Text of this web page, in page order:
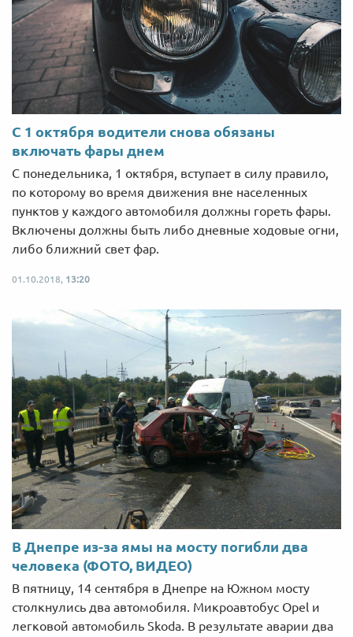
С 1 октября водители снова обязаны
включать фары днем
С понедельника, 1 октября, вступает в силу правило,
по которому во время движения вне населенных
пунктов у каждого автомобиля должны гореть фары.
Включены должны быть либо дневные ходовые огни,
либо ближний свет фар.
01.10.2018, 13:20
В Днепре из-за ямы на мосту погибли два
человека (ФОТО, ВИДЕО)
В пятницу, 14 сентября в Днепре на Южном мосту
столкнулись два автомобиля. Микроавтобус Opel и
легковой автомобиль Skoda. В результате аварии два